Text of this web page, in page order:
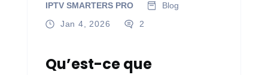
IPTV SMARTERS PRO
Blog
Jan 4, 2026
2
Qu’est-ce que